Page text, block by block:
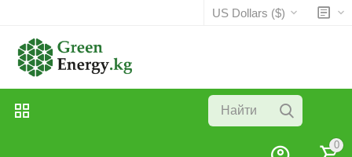
US Dollars ($)
0